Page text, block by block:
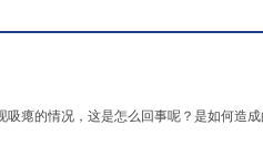
瘪的情况，这是怎么回事呢？是如何造成